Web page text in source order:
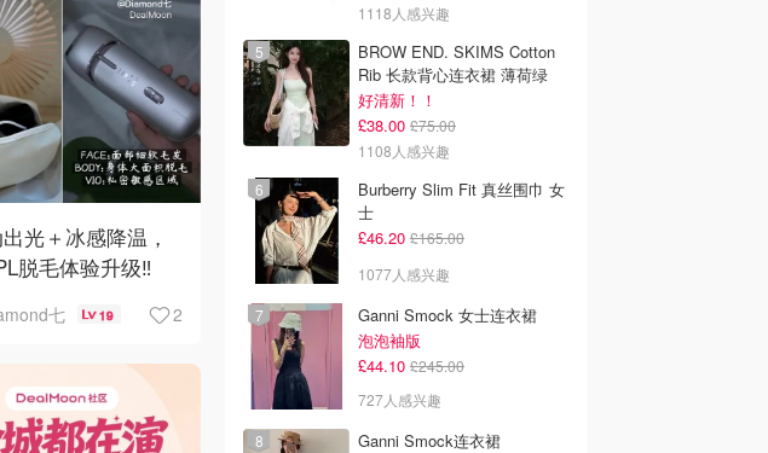
光＋冰感降温，
脱毛体验升级‼️
七 19 2
1118人感兴趣
BROW END. SKIMS Cotton
Rib 长款背心连衣裙 薄荷绿
好清新！！
£38.00 £75.00
1108人感兴趣
Burberry Slim Fit 真丝围巾 女
士
£46.20 £165.00
1077人感兴趣
Ganni Smock 女士连衣裙
泡泡袖版
£44.10 £245.00
727人感兴趣
Ganni Smock连衣裙